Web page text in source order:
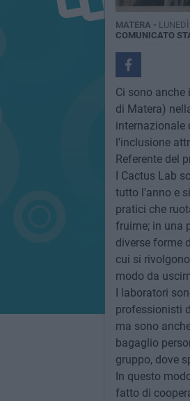
MATERA -
COMUNICATO
Ci sono
di Matera)
internazionale
l'inclusione
Referente del
I Cactus Lab
tutto l'anno e
pratici che
fruirne; in una
diverse forme
cui si
modo da
I laboratori
professionisti
ma sono
bagaglio
gruppo, dove
In questo
fatto di